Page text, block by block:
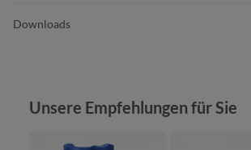
Downloads
Produktgalerie überspringen
Unsere Empfehlungen für Sie